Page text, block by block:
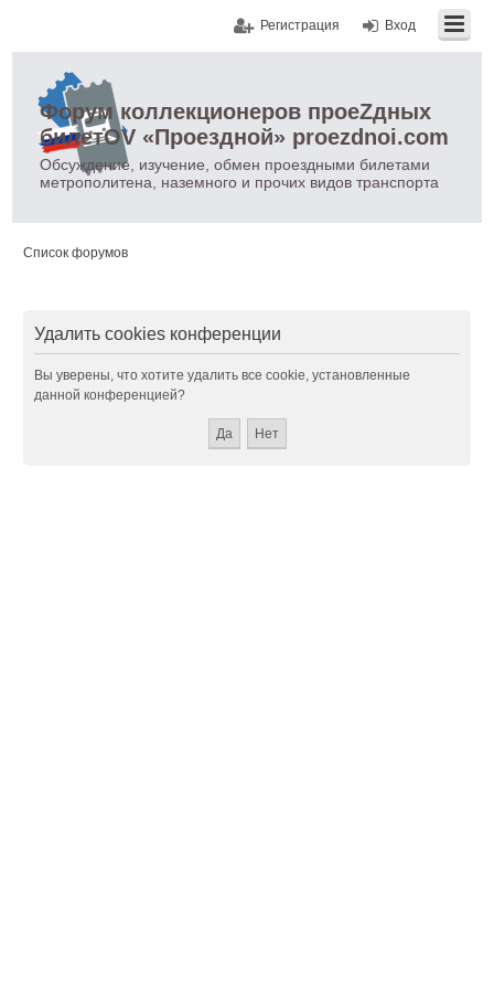
Вход
Регистрация
Форум коллекционеров проеZдных
билетOV «Проездной» proezdnoi.com
Обсуждение, изучение, обмен проездными билетами
метрополитена, наземного и прочих видов транспорта
Список форумов
Удалить cookies конференции
Вы уверены, что хотите удалить все cookie, установленные
данной конференцией?